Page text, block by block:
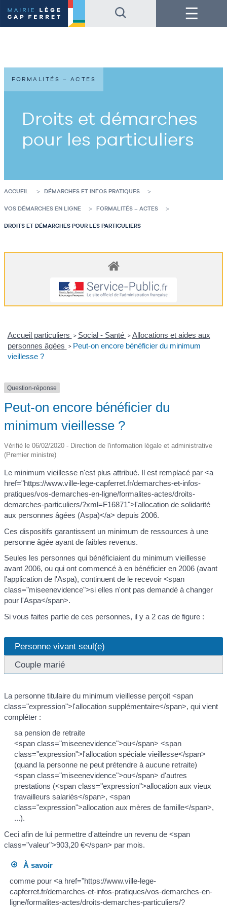
au
contenu
de
au
pied
de
Menu
Droits et démarches
pour les particuliers
FORMALITÉS – ACTES
ACCUEIL DÉMARCHES ET INFOS PRATIQUES
VOS DÉMARCHES EN LIGNE FORMALITÉS – ACTES
DROITS ET DÉMARCHES POUR LES PARTICULIERS
Accueil particuliers > Social - Santé > Allocations et aides aux
personnes âgées > Peut-on encore bénéficier du minimum
vieillesse ?
Question-réponse
Peut-on encore bénéficier du
minimum vieillesse ?
Vérifié le 06/02/2020 - Direction de l'information légale et administrative
(Premier ministre)
Le minimum vieillesse n'est plus attribué. Il est remplacé par <a
href="https://www.ville-lege-capferret.fr/demarches-et-infos-
pratiques/vos-demarches-en-ligne/formalites-actes/droits-
demarches-particuliers/?xml=F16871">l'allocation de solidarité
aux personnes âgées (Aspa)</a> depuis 2006.
Ces dispositifs garantissent un minimum de ressources à une
personne âgée ayant de faibles revenus.
Seules les personnes qui bénéficiaient du minimum vieillesse
avant 2006, ou qui ont commencé à en bénéficier en 2006 (avant
l'application de l'Aspa), continuent de le recevoir <span
class="miseenevidence">si elles n'ont pas demandé à changer
pour l'Aspa</span>.
Si vous faites partie de ces personnes, il y a 2 cas de figure :
Personne vivant seul(e)
Couple marié
La personne titulaire du minimum vieillesse perçoit <span
class="expression">l'allocation supplémentaire</span>, qui vient
compléter :
sa pension de retraite
<span class="miseenevidence">ou</span> <span
class="expression">l'allocation spéciale vieillesse</span>
(quand la personne ne peut prétendre à aucune retraite)
<span class="miseenevidence">ou</span> d'autres
prestations (<span class="expression">allocation aux vieux
travailleurs salariés</span>, <span
class="expression">allocation aux mères de famille</span>,
...).
Ceci afin de lui permettre d'atteindre un revenu de <span
class="valeur">903,20 €</span> par mois.
À savoir
comme pour <a href="https://www.ville-lege-
capferret.fr/demarches-et-infos-pratiques/vos-demarches-en-
ligne/formalites-actes/droits-demarches-particuliers/?